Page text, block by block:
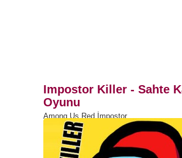
Impostor Killer - Sahte
Oyunu
Among Us Red İmpostor